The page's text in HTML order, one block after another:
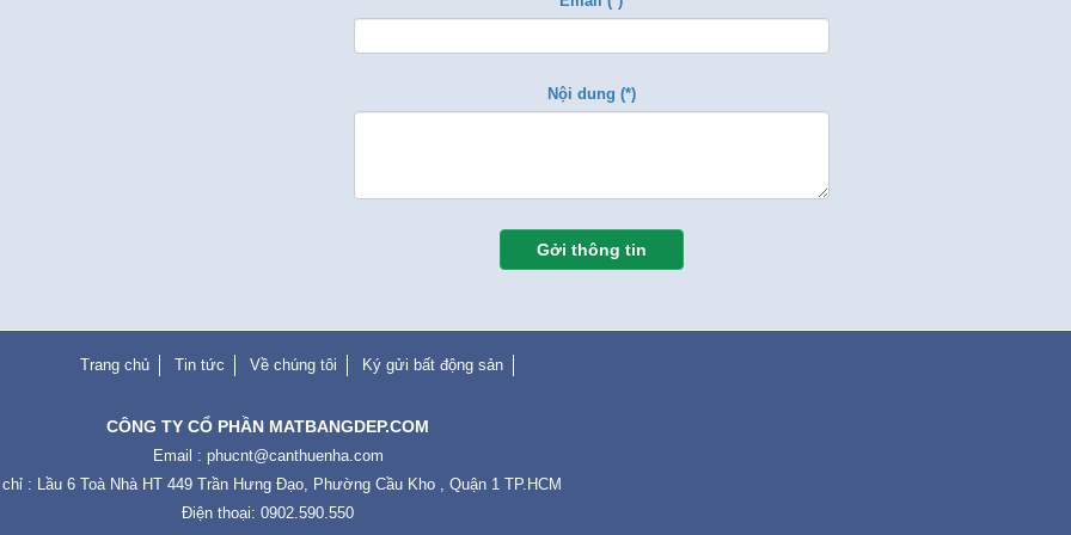
Nội dung (*)
Gởi thông tin
Trang chủ Tin tức Về chúng tôi Ký gửi bất động sản
CÔNG TY CỔ PHẦN MATBANGDEP.COM
Email : phucnt@canthuenha.com
: Lầu 6 Toà Nhà HT 449 Trần Hưng Đạo, Phường Cầu Kho , Quận 1 TP.HCM
Điện thoại: 0902.590.550